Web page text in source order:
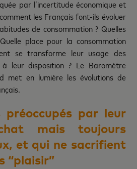
par l’incertitude économique et
les Français font-ils évoluer
de consommation ? Quelles
place pour la consommation
se transforme leur usage des
leur disposition ? Le Baromètre
met en lumière les évolutions de
préoccupés par leur
mais toujours
et qui ne sacrifient
“plaisir”